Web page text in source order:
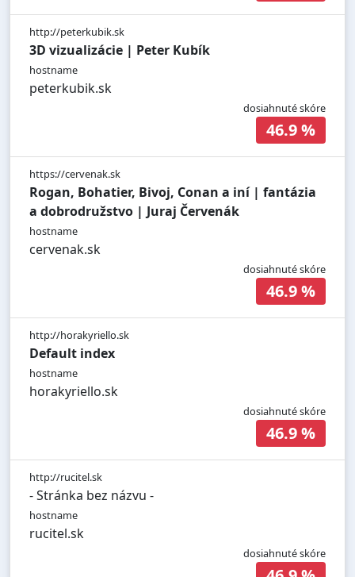
http://peterkubik.sk
3D vizualizácie | Peter Kubík
hostname
peterkubik.sk
dosiahnuté skóre
46.9 %
https://cervenak.sk
Rogan, Bohatier, Bivoj, Conan a iní | fantázia
a dobrodružstvo | Juraj Červenák
hostname
cervenak.sk
dosiahnuté skóre
46.9 %
http://horakyriello.sk
Default index
hostname
horakyriello.sk
dosiahnuté skóre
46.9 %
http://rucitel.sk
- Stránka bez názvu -
hostname
rucitel.sk
dosiahnuté skóre